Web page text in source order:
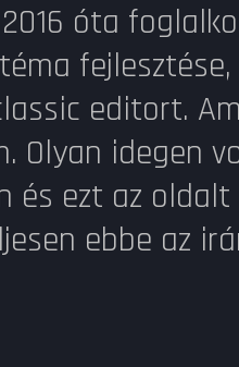
óta
editort.
idegen
ezt az
ebbe az